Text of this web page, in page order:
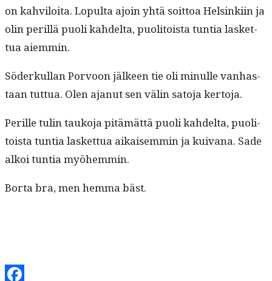
on kahviloi­ta. Lop­ul­ta ajoin yhtä soit­toa Helsinki­in ja
olin per­il­lä puoli kahdelta, puoli­toista tun­tia las­ket­
tua aiemmin.
Söderkul­lan Por­voon jäl­keen tie oli min­ulle van­has­
taan tut­tua. Olen ajanut sen välin sato­ja kertoja.
Per­ille tulin tauko­ja pitämät­tä puoli kahdelta, puoli­
toista tun­tia las­ket­tua aikaisem­min ja kuiv­ana. Sade
alkoi tun­tia myöhemmin.
Bor­ta bra, men hem­ma bäst.